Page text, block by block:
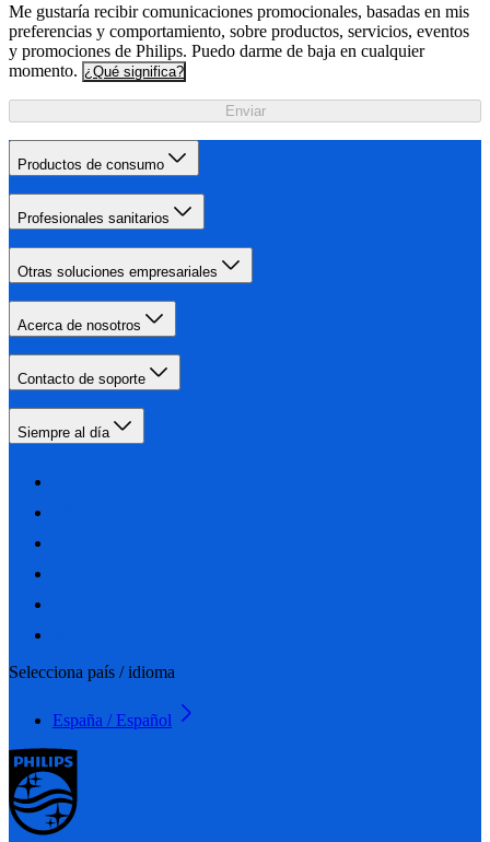
Me gustaría recibir comunicaciones promocionales, basadas en mis
preferencias y comportamiento, sobre productos, servicios, eventos
y promociones de Philips. Puedo darme de baja en cualquier
momento. ¿Qué significa?
Enviar
Productos de consumo
Profesionales sanitarios
Otras soluciones empresariales
Acerca de nosotros
Contacto de soporte
Siempre al día
Selecciona país / idioma
España / Español